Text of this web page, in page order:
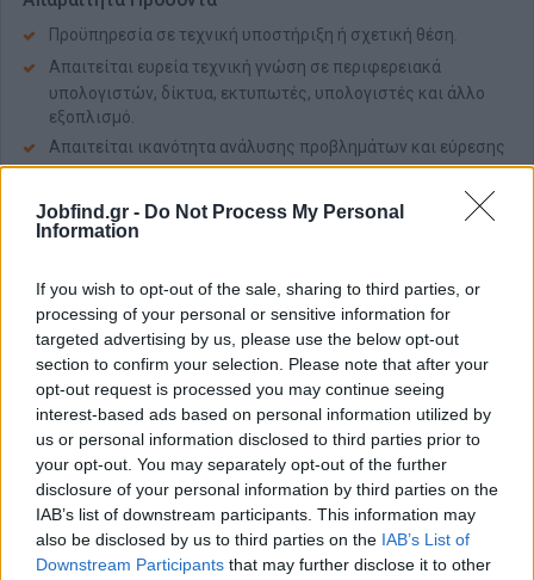
Jobfind.gr - Do Not Process My Personal
Information
If you wish to opt-out of the sale, sharing to third parties, or
processing of your personal or sensitive information for
targeted advertising by us, please use the below opt-out
section to confirm your selection. Please note that after your
opt-out request is processed you may continue seeing
interest-based ads based on personal information utilized by
us or personal information disclosed to third parties prior to
your opt-out. You may separately opt-out of the further
disclosure of your personal information by third parties on the
IAB’s list of downstream participants. This information may
also be disclosed by us to third parties on the IAB’s List of
Downstream Participants that may further disclose it to other
Προϋπηρεσία σε τεχνική υποστήριξη ή σχετική θέση.
Απαιτείται ευρεία τεχνική γνώση σε περιφερειακά
υπολογιστών, δίκτυα, εκτυπωτές, υπολογιστές και άλλο
εξοπλισμό.
Απαιτείται ικανότητα ανάλυσης προβλημάτων και εύρεσης
αποτελεσματικών λύσεων.
Εξαιρετικές δεξιότητες επικοινωνίας, τόσο γραπτώς όσο
και προφορικώς, προκειμένου να αλληλοεπιδρά με τους
Πτυχίο στην πληροφορικής
Εξοικείωση με τα προϊόντα που παρέχει η εταιρεία,
προκειμένου να παρέχει αποτελεσματική υποστήριξη
στους πελάτες.
Ικανότητα συνεργασίας και εργασίας σε ομάδα.
Ικανότητα διαχείρισης πολλαπλών προβλημάτων και
προτεραιοποίηση των εργασιών με βάση τη σοβαρότητα
της κατάστασης
Εξυπηρετικό πνεύμα και ενθουσιασμός για την
εξυπηρέτηση των πελατών.